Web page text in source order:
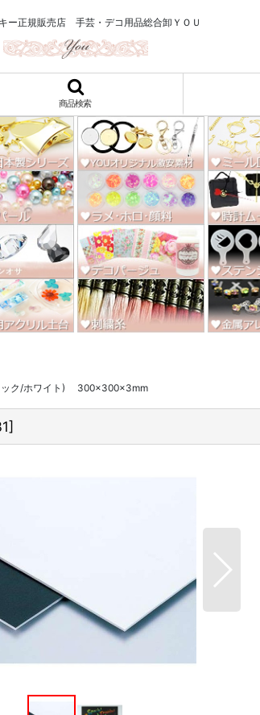
ー正規販売店 手芸・デコ用品総合卸ＹＯＵ
商品検索
ック/ホワイト) 300×300×3mm
]